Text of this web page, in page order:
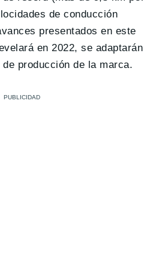
de conducción
presentados en este
en 2022, se adaptarán
producción de la marca.